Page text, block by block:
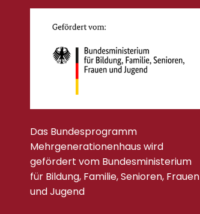
Das Bundesprogramm
Mehrgenerationenhaus wird
gefördert vom Bundesministerium
für Bildung, Familie, Senioren, Frauen
und Jugend